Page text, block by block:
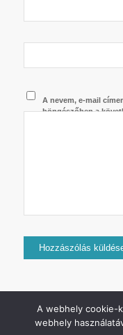
A nevem, e-mail
böngészőben a
2024 © Copyright - Jurij
A webhely cookie-
webhely